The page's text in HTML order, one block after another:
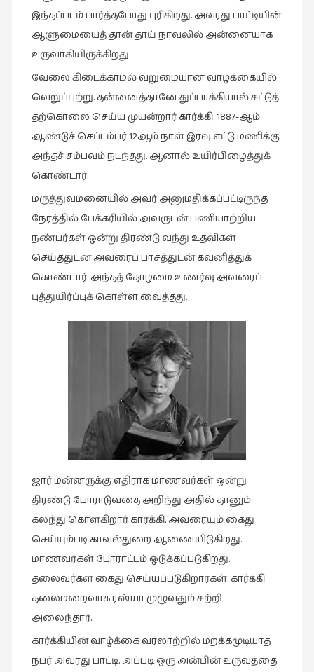
இந்தப்படம் பார்த்தபோது புரிகிறது. அவரது பாட்டியின்
ஆளுமையைத் தான் தாய் நாவலில் அன்னையாக
உருவாகியிருக்கிறது.
வேலை கிடைக்காமல் வறுமையான வாழ்க்கையில்
வெறுப்புற்று. தன்னைத்தானே துப்பாக்கியால் சுட்டுத்
தற்கொலை செய்ய முயன்றார் கார்க்கி. 1887-ஆம்
ஆண்டுச் செப்டம்பர் 12ஆம் நாள் இரவு எட்டு மணிக்கு
அந்தச் சம்பவம் நடந்தது. ஆனால் உயிர்பிழைத்துக்
கொண்டார்.
மருத்துவமனையில் அவர் அனுமதிக்கப்பட்டிருந்த
நேரத்தில் பேக்கரியில் அவருடன் பணியாற்றிய
நண்பர்கள் ஒன்று திரண்டு வந்து உதவிகள்
செய்ததுடன் அவரைப் பாசத்துடன் கவனித்துக்
கொண்டார். அந்தத் தோழமை உணர்வு அவரைப்
புத்துயிர்ப்புக் கொள்ள வைத்தது.
ஜார் மன்னருக்கு எதிராக மாணவர்கள் ஒன்று
திரண்டு போராடுவதை அறிந்து அதில் தானும்
கலந்து கொள்கிறார் கார்க்கி. அவரையும் கைது
செய்யும்படி காவல்துறை ஆணையிடுகிறது.
மாணவர்கள் போராட்டம் ஒடுக்கப்படுகிறது.
தலைவர்கள் கைது செய்யப்படுகிறார்கள். கார்க்கி
தலைமறைவாக ரஷ்யா முழுவதும் சுற்றி
அலைந்தார்.
கார்க்கியின் வாழ்க்கை வரலாற்றில் மறக்கமுடியாத
நபர் அவரது பாட்டி. அப்படி ஒரு அன்பின் உருவத்தை